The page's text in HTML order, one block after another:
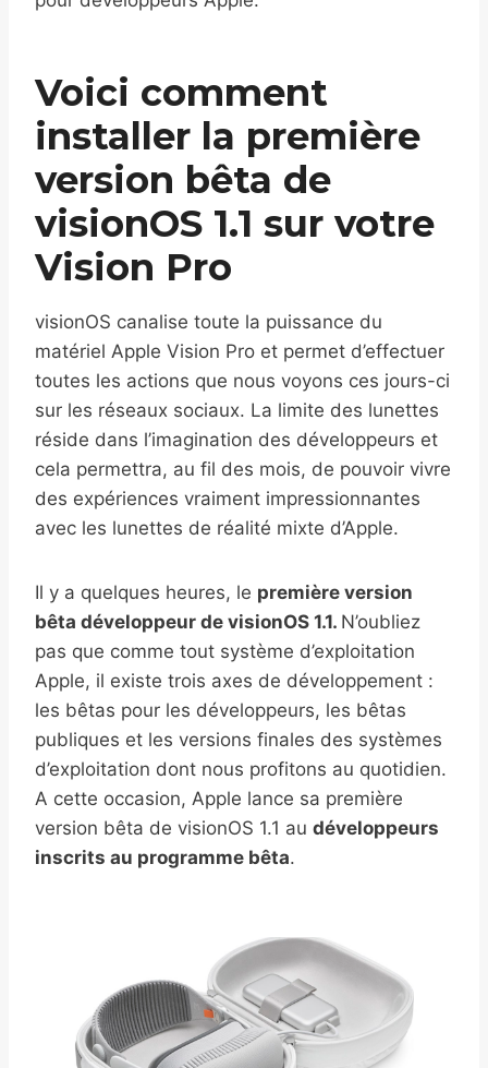
Voici comment
installer la première
version bêta de
visionOS 1.1 sur votre
Vision Pro
visionOS canalise toute la puissance du
matériel Apple Vision Pro et permet d’effectuer
toutes les actions que nous voyons ces jours-ci
sur les réseaux sociaux. La limite des lunettes
réside dans l’imagination des développeurs et
cela permettra, au fil des mois, de pouvoir vivre
des expériences vraiment impressionnantes
avec les lunettes de réalité mixte d’Apple.
Il y a quelques heures, le première version
bêta développeur de visionOS 1.1. N’oubliez
pas que comme tout système d’exploitation
Apple, il existe trois axes de développement :
les bêtas pour les développeurs, les bêtas
publiques et les versions finales des systèmes
d’exploitation dont nous profitons au quotidien.
A cette occasion, Apple lance sa première
version bêta de visionOS 1.1 au développeurs
inscrits au programme bêta.